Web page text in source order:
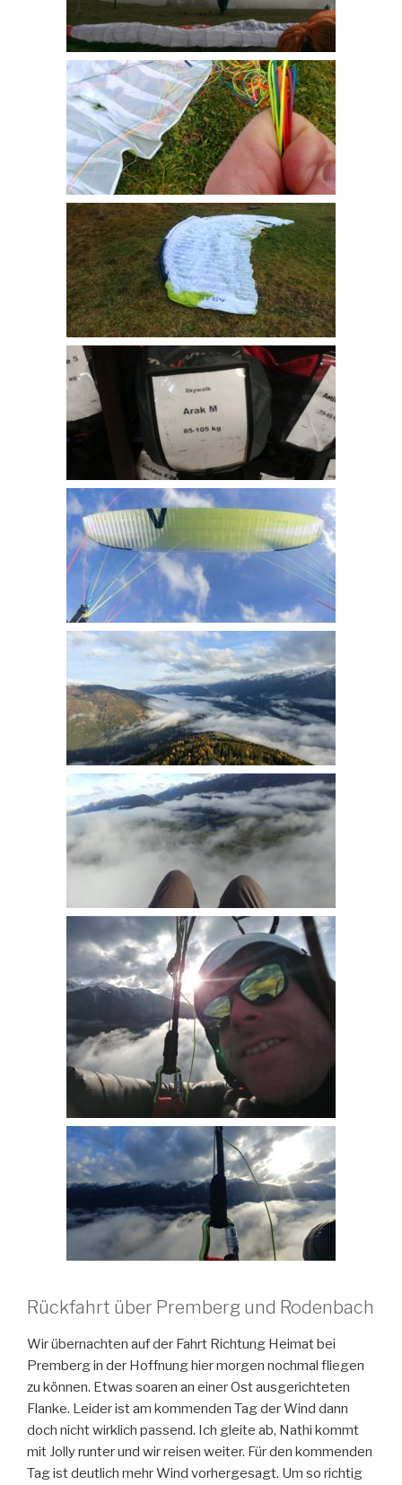
Rückfahrt über Premberg und Rodenbach
Wir übernachten auf der Fahrt Richtung Heimat bei
Premberg in der Hoffnung hier morgen nochmal fliegen
zu können. Etwas soaren an einer Ost ausgerichteten
Flanke. Leider ist am kommenden Tag der Wind dann
doch nicht wirklich passend. Ich gleite ab, Nathi kommt
mit Jolly runter und wir reisen weiter. Für den kommenden
Tag ist deutlich mehr Wind vorhergesagt. Um so richtig